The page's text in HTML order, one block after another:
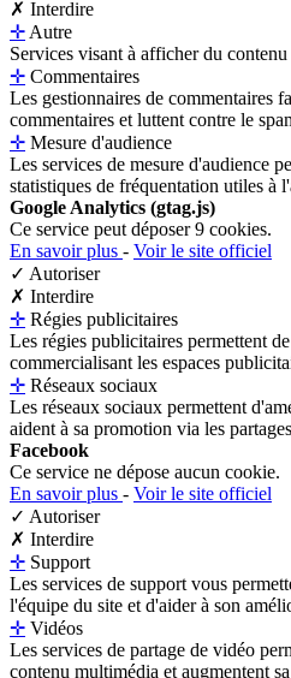
✗ Interdire
✛Autre
Services visant à afficher du
✛ Commentaires
Les gestionnaires de commentaires
commentaires et luttent contre le
✛ Mesure d'audience
Les services de mesure d'audience
statistiques de fréquentation utiles à
Google Analytics (gtag.js)
Ce service peut déposer 9 cookies.
En savoir plus - Voir le site officiel
✓ Autoriser
✗ Interdire
✛ Régies publicitaires
Les régies publicitaires permettent
commercialisant les espaces
✛ Réseaux sociaux
Les réseaux sociaux permettent
aident à sa promotion via les
Facebook
Ce service ne dépose aucun cookie.
En savoir plus - Voir le site officiel
✓ Autoriser
✗ Interdire
✛ Support
Les services de support vous
l'équipe du site et d'aider à son
✛ Vidéos
Les services de partage de vidéo
contenu multimédia et augmentent